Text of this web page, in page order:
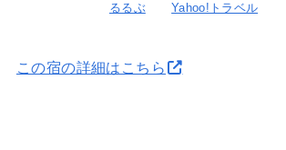
るるぶ
Yahoo!トラベル
この宿の詳細はこちら